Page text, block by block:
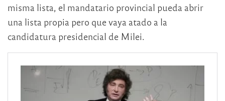
misma lista, el mandatario provincial pueda abrir
una lista propia pero que vaya atado a la
candidatura presidencial de Milei.